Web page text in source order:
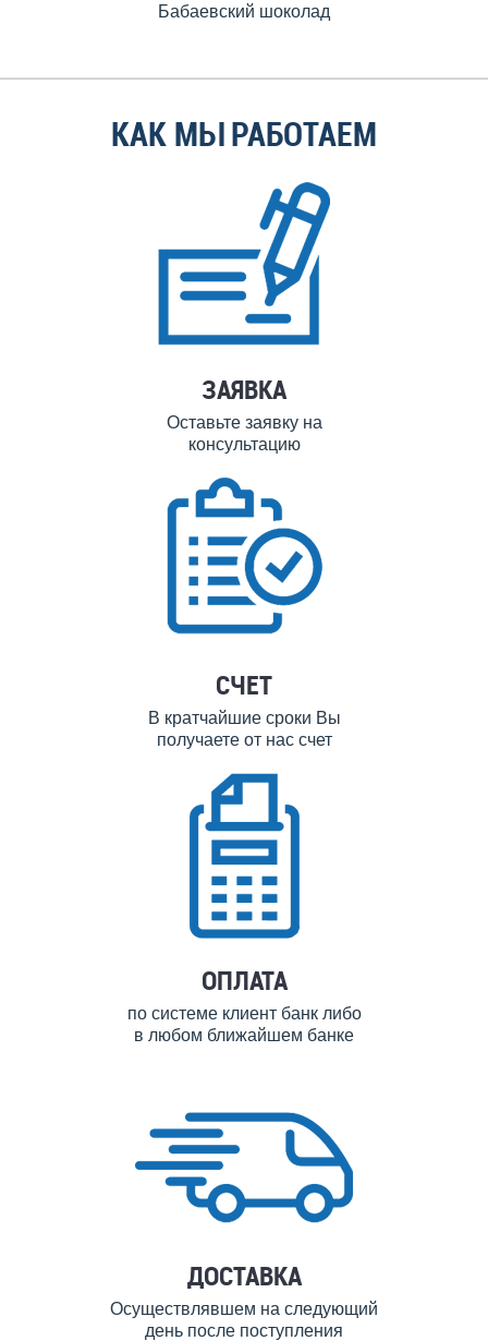
Бабаевский шоколад
КАК МЫ РАБОТАЕМ
ЗАЯВКА
Оставьте заявку на
консультацию
СЧЕТ
В кратчайшие сроки Вы
получаете от нас счет
ОПЛАТА
по системе клиент банк либо
в любом ближайшем банке
ДОСТАВКА
Осуществлявшем на следующий
день после поступления